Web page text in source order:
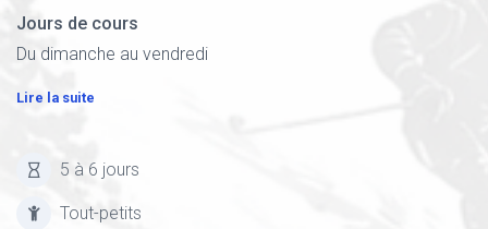
Jours de cours
Du dimanche au vendredi
Lire la suite
5 à 6 jours
Tout-petits